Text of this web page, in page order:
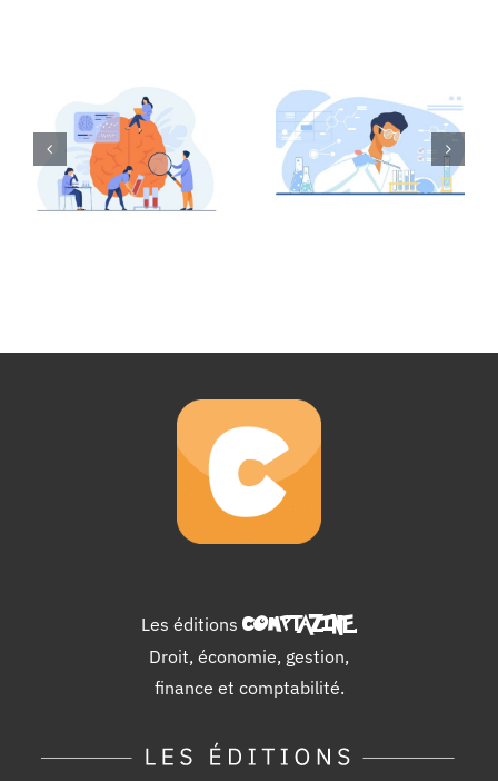
le crédit
innovation
(CII) ?
le crédit
d’impôt
recherche ?
Les éditions COMPTAZINE.
Droit, économie, gestion,
finance et comptabilité.